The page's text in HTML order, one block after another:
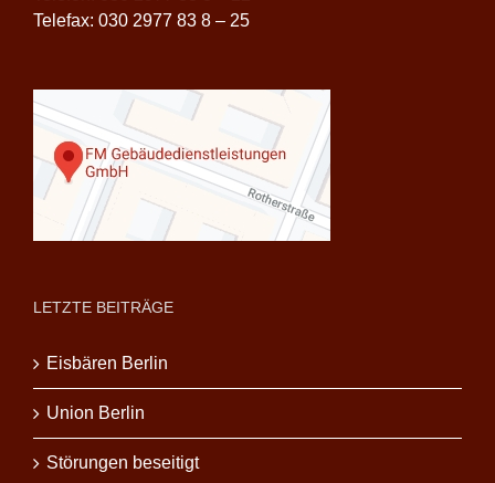
Telefax: 030 2977 83 8 – 25
LETZTE BEITRÄGE
Eisbären Berlin
Union Berlin
Störungen beseitigt